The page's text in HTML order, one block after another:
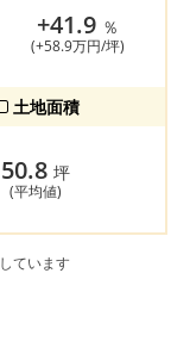
+41.9 ％
(+58.9万円/坪)
土地面積
50.8 坪
(平均値)
しています